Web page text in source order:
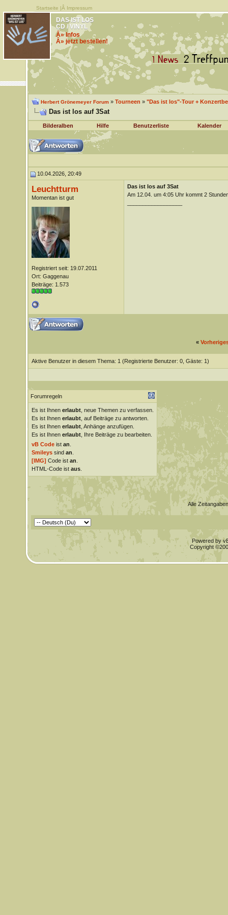
Startseite |Â Impressum
DAS IST LOS
CD / VINYL
Â» Infos
Â» jetzt bestellen!
Herbert Grönemeyer Forum» Tourneen » "Das ist los"-Tour +
Das ist los auf 3Sat
Bilderalben Hilfe Benutzerliste Kalender
10.04.2026, 20:49
Leuchtturm
Momentan ist gut
Registriert seit: 19.07.2011
Ort: Gaggenau
Beiträge: 1.573
Das ist los auf 3Sat
Am 12.04. um 4:05 Uhr kommt 2
«
Aktive Benutzer in diesem Thema: 1 (Registrierte Benutzer: 0, Gäste: 1)
Forumregeln
Es ist Ihnen erlaubt, neue Themen zu verfassen.
Es ist Ihnen erlaubt, auf Beiträge zu antworten.
Es ist Ihnen erlaubt, Anhänge anzufügen.
Es ist Ihnen erlaubt, Ihre Beiträge zu bearbeiten.
vB Codeist an
Smileyssind an
[IMG] Code ist an
HTML-Code ist aus.
Alle
Powered by
Copyright